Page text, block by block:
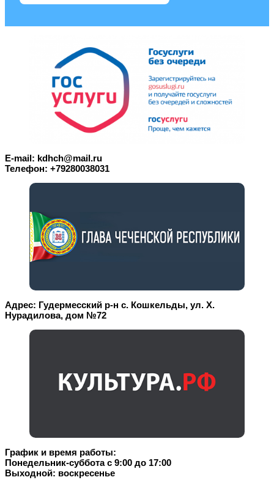
E-mail: kdhch@mail.ru
Телефон: +79280038031
Адрес: Гудермесский р-н с. Кошкельды, ул. Х.
Нурадилова, дом №72
График и время работы:
Понедельник-суббота с 9:00 до 17:00
Выходной: воскресенье